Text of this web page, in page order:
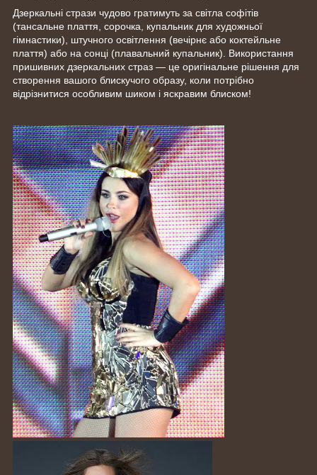
Дзеркальні стрази чудово гратимуть за світла софітів
(тансальне плаття, сорочка, купальник для художньої
гімнастики), штучного освітлення (вечірнє або коктейльне
плаття) або на сонці (плавальний купальник). Використання
пришивних дзеркальних страз — це оригінальне рішення для
створення вашого блискучого образу, коли потрібно
відрізнитися особливим шиком і яскравим блиском!